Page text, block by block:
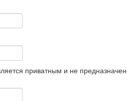
приватным и не